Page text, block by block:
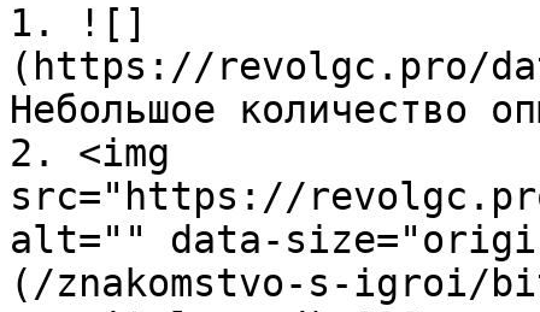
1. ![]
(https://revolgc.pro/
Небольшое количество
2. <img
src="https://
alt="" data-
(/znakomstvo-s-igroi/